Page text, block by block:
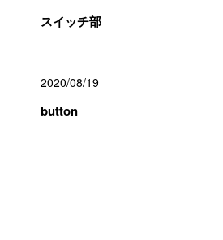
スイッチ部
2020/08/19
button